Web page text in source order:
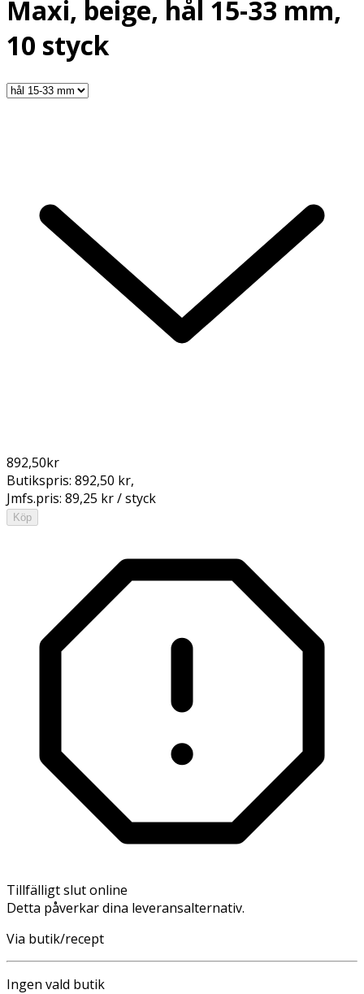
Maxi, beige, hål 15-33 mm,
10 styck
892,50kr
Butikspris: 892,50 kr,
Jmfs.pris: 89,25 kr / styck
Köp
Tillfälligt slut online
Detta påverkar dina leveransalternativ.
Via butik/recept
Ingen vald butik